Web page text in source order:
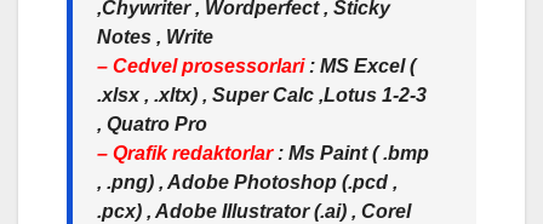
,Chywriter , Wordperfect , Sticky
Notes , Write
– Cedvel prosessorlari: MS Excel (
.xlsx , .xltx) , Super Calc ,Lotus 1-2-3
, Quatro Pro
– Qrafik redaktorlar: Ms Paint ( .bmp
, .png) , Adobe Photoshop (.pcd ,
.pcx) , Adobe Illustrator (.ai) , Corel